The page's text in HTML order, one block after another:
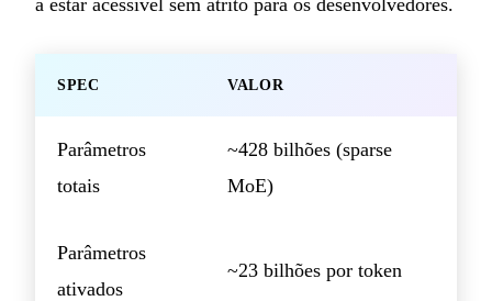
SPEC VALOR
Parâmetros
totais
~428 bilhões (sparse
MoE)
Parâmetros
ativados
~23 bilhões por token